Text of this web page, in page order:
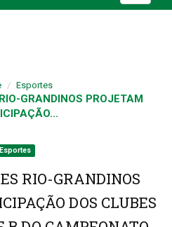
Esportes
GRANDINOS PROJETAM
Esportes
RIO-GRANDINOS
DOS CLUBES